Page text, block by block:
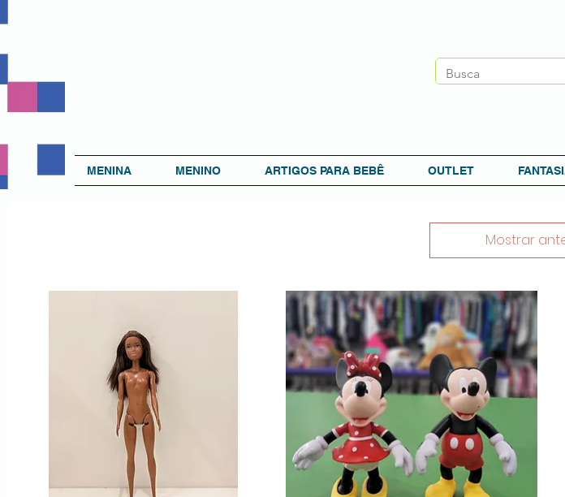
MENINA MENINO ARTIGOS PARA BEBÊ OUTLET
Mostrar